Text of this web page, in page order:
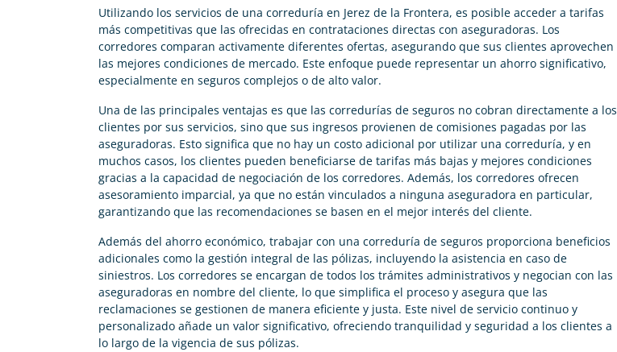
Utilizando los servicios de una correduría en Jerez de la Frontera, es posible acceder a tarifas
más competitivas que las ofrecidas en contrataciones directas con aseguradoras. Los
corredores comparan activamente diferentes ofertas, asegurando que sus clientes aprovechen
las mejores condiciones de mercado. Este enfoque puede representar un ahorro significativo,
especialmente en seguros complejos o de alto valor.
Una de las principales ventajas es que las corredurías de seguros no cobran directamente a los
clientes por sus servicios, sino que sus ingresos provienen de comisiones pagadas por las
aseguradoras. Esto significa que no hay un costo adicional por utilizar una correduría, y en
muchos casos, los clientes pueden beneficiarse de tarifas más bajas y mejores condiciones
gracias a la capacidad de negociación de los corredores. Además, los corredores ofrecen
asesoramiento imparcial, ya que no están vinculados a ninguna aseguradora en particular,
garantizando que las recomendaciones se basen en el mejor interés del cliente.
Además del ahorro económico, trabajar con una correduría de seguros proporciona beneficios
adicionales como la gestión integral de las pólizas, incluyendo la asistencia en caso de
siniestros. Los corredores se encargan de todos los trámites administrativos y negocian con las
aseguradoras en nombre del cliente, lo que simplifica el proceso y asegura que las
reclamaciones se gestionen de manera eficiente y justa. Este nivel de servicio continuo y
personalizado añade un valor significativo, ofreciendo tranquilidad y seguridad a los clientes a
lo largo de la vigencia de sus pólizas.